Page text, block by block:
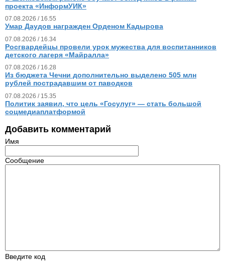
проекта «ИнформУИК»
07.08.2026 / 16.55
Умар Даудов награжден Орденом Кадырова
07.08.2026 / 16.34
Росгвардейцы провели урок мужества для воспитанников
детского лагеря «Майралла»
07.08.2026 / 16.28
Из бюджета Чечни дополнительно выделено 505 млн
рублей пострадавшим от паводков
07.08.2026 / 15.35
Политик заявил, что цель «Госулуг» — стать большой
соцмедиаплатформой
Добавить комментарий
Имя
Сообщение
Введите код